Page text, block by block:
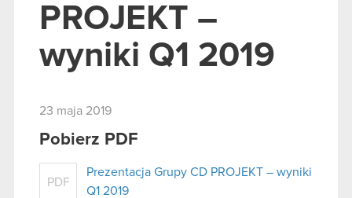
PROJEKT –
wyniki Q1 2019
23 maja 2019
Pobierz PDF
PDF
Prezentacja Grupy CD PROJEKT – wyniki
Q1 2019